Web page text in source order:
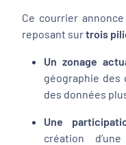
Ce courrier
reposant surtrois
Un zonage
géographie
des données
Une
création